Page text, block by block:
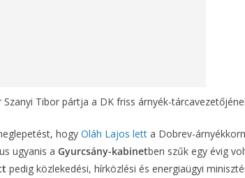
Szanyi Tibor pártja a DK friss árnyék-
hogy Oláh Lajos lett a Dobrev-
ugyanis a Gyurcsány-kabinetben szűk egy évig
pedig közlekedési, hírközlési és energiaügyi